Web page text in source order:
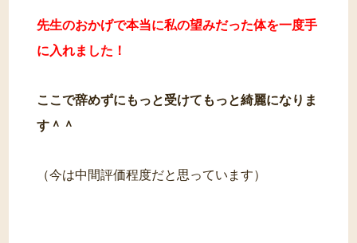
先生のおかげで本当に私の望みだった体を一度手
に入れました！
ここで辞めずにもっと受けてもっと綺麗になりま
す＾＾
（今は中間評価程度だと思っています）